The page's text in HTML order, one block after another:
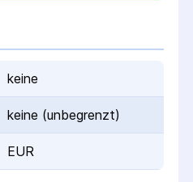
keine
keine (unbegrenzt)
EUR